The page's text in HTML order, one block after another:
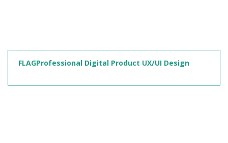
FLAGProfessional Digital Product UX/UI Design